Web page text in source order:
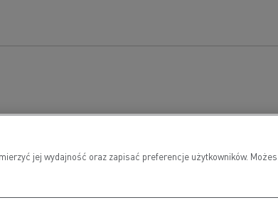
jej wydajność oraz zapisać preferencje użytkowników.